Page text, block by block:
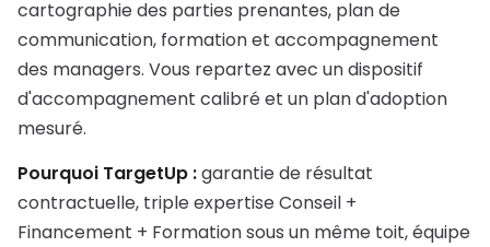
cartographie des parties prenantes, plan de
communication, formation et accompagnement
des managers. Vous repartez avec un dispositif
d'accompagnement calibré et un plan d'adoption
mesuré.
Pourquoi TargetUp :garantie de résultat
contractuelle, triple expertise Conseil +
Financement + Formation sous un même toit, équipe